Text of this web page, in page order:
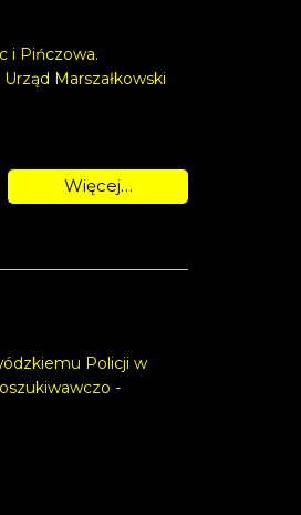
i Pińczowa.
Marszałkowski
Więcej…
Policji w
-